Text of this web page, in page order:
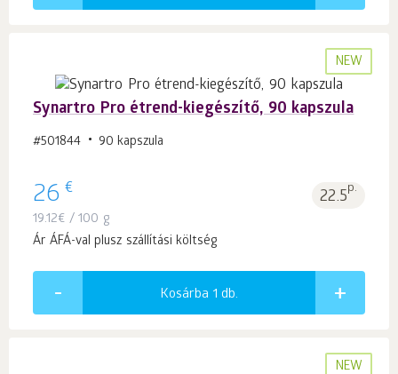
NEW
Synartro Pro étrend-kiegészítő, 90 kapszula
#501844 90 kapszula
26 € 22.5p.
19.12€ / 100 g
Ár ÁFÁ-val plusz szállítási költség
Kosárba 1 db.
NEW